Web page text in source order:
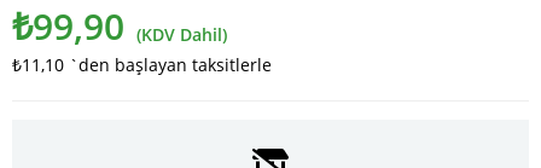
₺99,90 (KDV Dahil)
₺11,10 `den başlayan taksitlerle